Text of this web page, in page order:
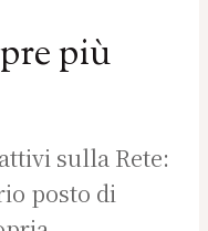
più
sulla Rete:
posto di